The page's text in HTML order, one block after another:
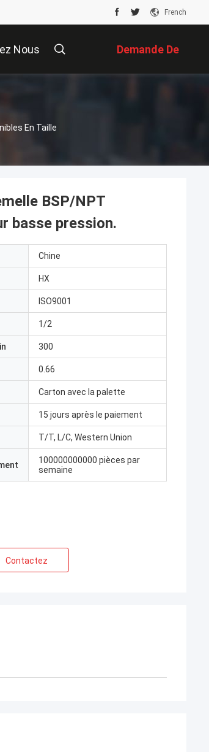
French
Nous Demande De
Soumission
En Taille
BSP/NPT
basse pression.
Chine
HX
ISO9001
1/2
300
0.66
Carton avec la palette
15 jours après le paiement
T/T, L/C, Western Union
100000000000 pièces par
semaine
Contactez